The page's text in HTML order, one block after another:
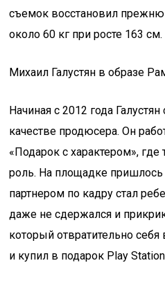
съемок восстановил
около 60 кг при росте 163 см.
Михаил Галустян в образе
Начиная с 2012 года
качестве продюсера. Он
«Подарок с характером»,
роль. На площадке пришлось
партнером по кадру стал
даже не сдержался и
который отвратительно
и купил в подарок Play